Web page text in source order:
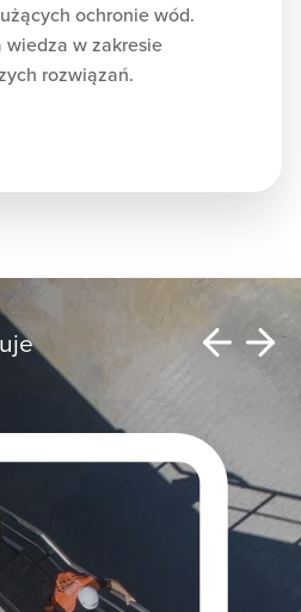
ochronie wód.
wiedza w zakresie
rozwiązań.